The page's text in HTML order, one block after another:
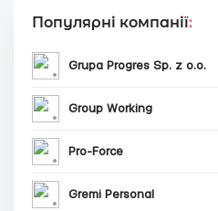
Популярні компанії:
Grupa Progres Sp. z o.o.
Group Working
Pro-Force
Gremi Personal